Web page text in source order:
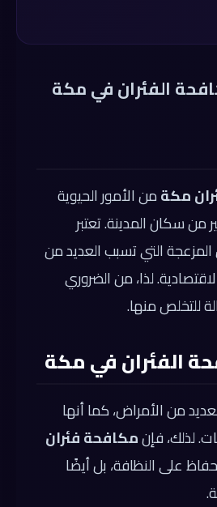
الفئران في مكة
مكةمن الأمور الحيوية
من سكان المدينة. تعتبر
المزعجة التي تسبب العديد من
لذا، من الضروري
للتخلص منها.
الفئران في مكة
من الأمراض، كما أنها
لذلك، فإنمكافحة فئران
على النظافة، بل أيضًا